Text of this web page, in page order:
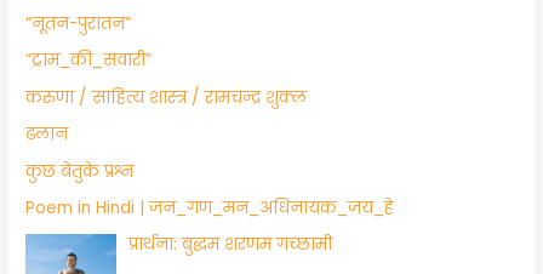
“नूतन-पुरातन”
“ट्राम_की_सवारी”
करुणा / साहित्य शास्त्र / रामचन्द्र शुक्ल
ढलान
कुछ बेतुके प्रश्न
Poem in Hindi | जन_गण_मन_अधिनायक_जय_हे
प्रार्थना: बुद्धम शरणम गच्छामी